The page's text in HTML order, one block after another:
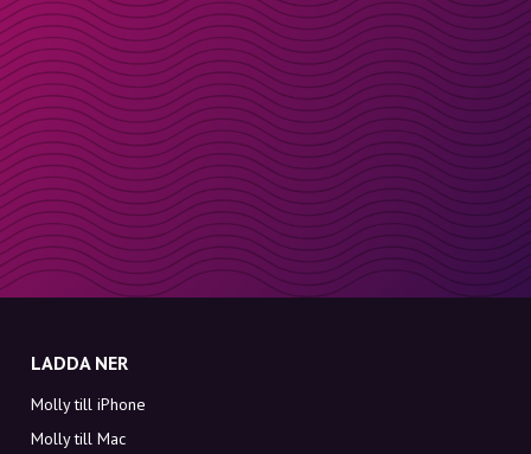
LADDA NER
Molly till iPhone
Molly till Mac